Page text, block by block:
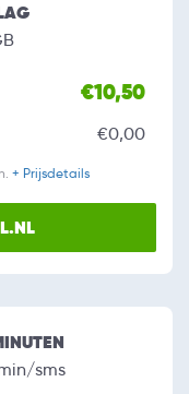
€10,50
€0,00
+ Prijsdetails
sms